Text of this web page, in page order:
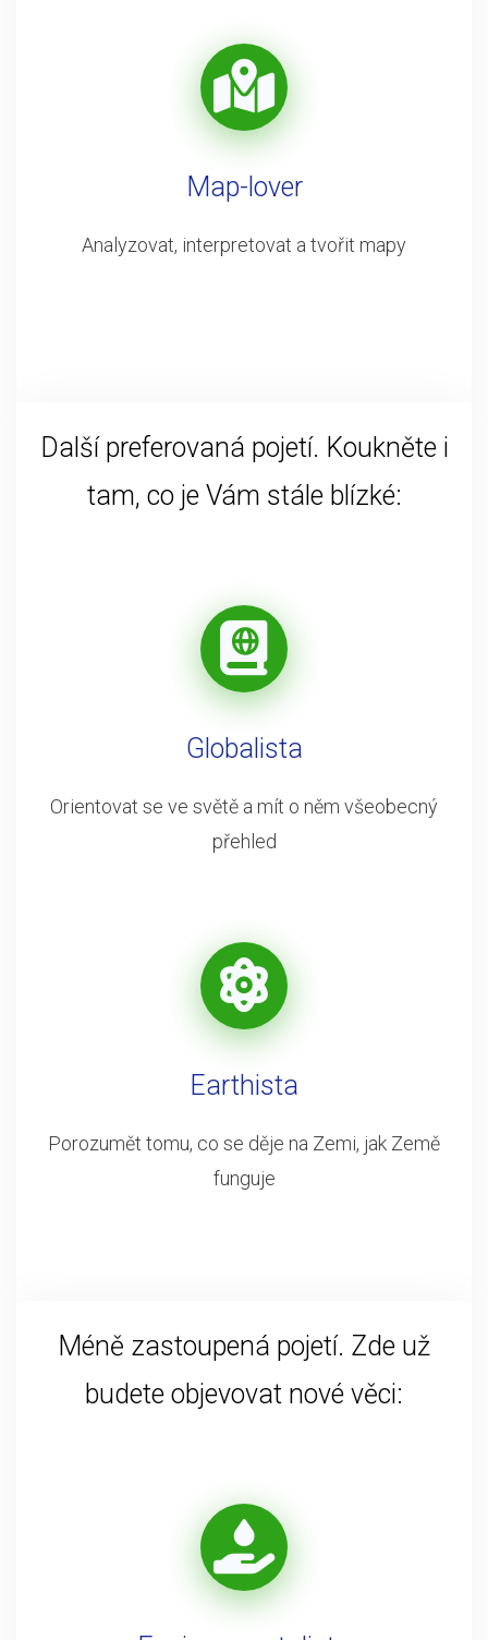
Map-lover
Analyzovat, interpretovat a tvořit mapy
Další preferovaná pojetí. Koukněte i
tam, co je Vám stále blízké:
Globalista
Orientovat se ve světě a mít o něm všeobecný
přehled
Earthista
Porozumět tomu, co se děje na Zemi, jak Země
funguje
Méně zastoupená pojetí. Zde už
budete objevovat nové věci: